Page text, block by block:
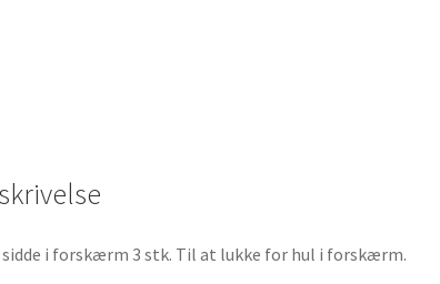
sidde i forskærm 3 stk. Til at lukke for hul i forskærm.